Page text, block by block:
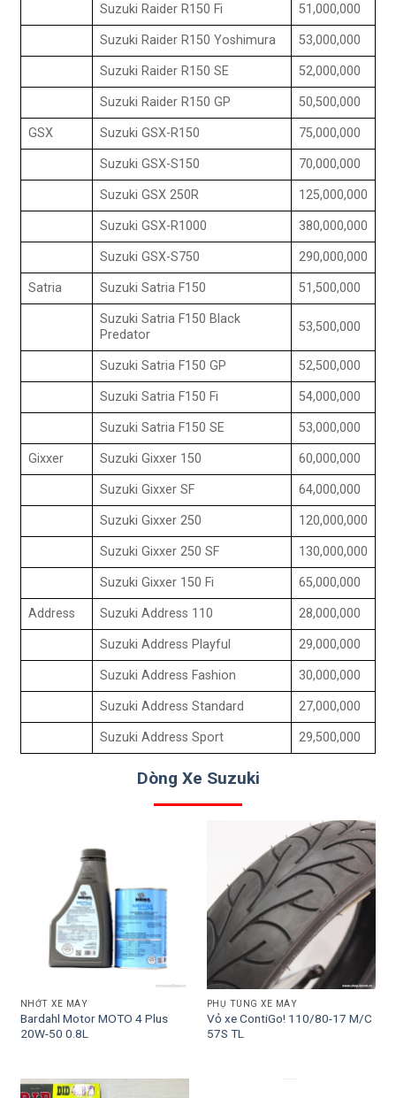
Suzuki Raider R150 Fi 51,000,000
Suzuki Raider R150 Yoshimura 53,000,000
Suzuki Raider R150 SE 52,000,000
Suzuki Raider R150 GP 50,500,000
GSX Suzuki GSX-R150 75,000,000
Suzuki GSX-S150 70,000,000
Suzuki GSX 250R 125,000,000
Suzuki GSX-R1000 380,000,000
Suzuki GSX-S750 290,000,000
Satria Suzuki Satria F150 51,500,000
Suzuki Satria F150 Black
Predator
53,500,000
Suzuki Satria F150 GP 52,500,000
Suzuki Satria F150 Fi 54,000,000
Suzuki Satria F150 SE 53,000,000
Gixxer Suzuki Gixxer 150 60,000,000
Suzuki Gixxer SF 64,000,000
Suzuki Gixxer 250 120,000,000
Suzuki Gixxer 250 SF 130,000,000
Suzuki Gixxer 150 Fi 65,000,000
Address Suzuki Address 110 28,000,000
Suzuki Address Playful 29,000,000
Suzuki Address Fashion 30,000,000
Suzuki Address Standard 27,000,000
Suzuki Address Sport 29,500,000
Dòng Xe Suzuki
NHỚT XE MÁY
Bardahl Motor MOTO 4 Plus
20W-50 0.8L
PHỤ TÙNG XE MÁY
Vỏ xe ContiGo! 110/80-17 M/C
57S TL